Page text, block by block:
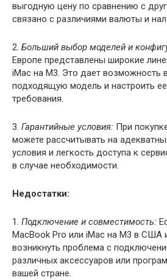
выгодную цену по сравнению с
связано с различиями валюты и
2. Больший выбор моделей и
Европе представлены широкие
iMac на M3. Это дает возможность
подходящую модель и настроить
требования.
3. Гарантийные условия: При
можете рассчитывать на
условия и легкость доступа к
в случае необходимости.
Недостатки:
1. Подключение и совместимость:
MacBook Pro или iMac на M3 в США
возникнуть проблема с
различных аксессуаров или
вашей стране.